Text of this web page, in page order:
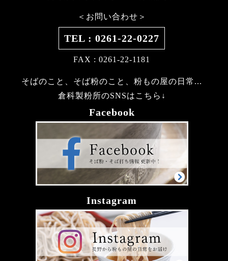
＜お問い合わせ＞
TEL : 0261-22-0227
FAX : 0261-22-1181
そばのこと、そば粉のこと、粉もの屋の日常...
倉科製粉所のSNSはこちら↓
Facebook
Instagram